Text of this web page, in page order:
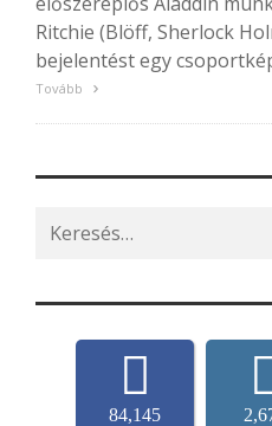
Ritchie (Blöff, Sherlock
bejelentést egy
Tovább
Search
for:
84,145